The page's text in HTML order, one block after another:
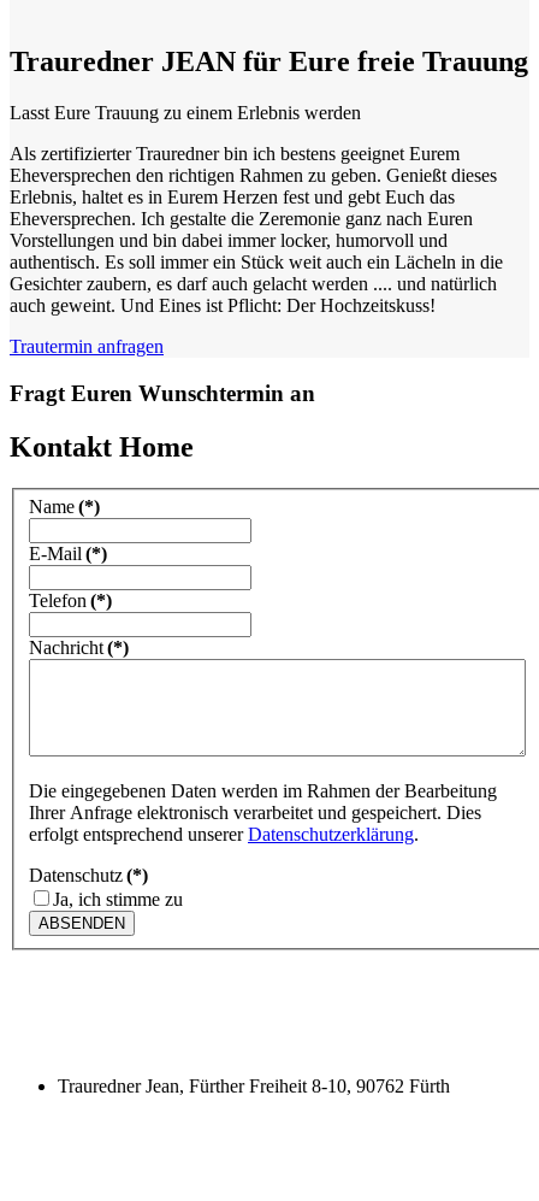
Trauredner JEAN für Eure freie Trauung
Lasst Eure Trauung zu einem Erlebnis werden
Als zertifizierter Trauredner bin ich bestens geeignet Eurem
Eheversprechen den richtigen Rahmen zu geben. Genießt dieses
Erlebnis, haltet es in Eurem Herzen fest und gebt Euch das
Eheversprechen. Ich gestalte die Zeremonie ganz nach Euren
Vorstellungen und bin dabei immer locker, humorvoll und
authentisch. Es soll immer ein Stück weit auch ein Lächeln in die
Gesichter zaubern, es darf auch gelacht werden .... und natürlich
auch geweint. Und Eines ist Pflicht: Der Hochzeitskuss!
Trautermin anfragen
Fragt Euren Wunschtermin an
Kontakt Home
Name(*)
E-Mail (*)
Telefon (*)
Nachricht(*)
Die eingegebenen Daten werden im Rahmen der Bearbeitung
Ihrer Anfrage elektronisch verarbeitet und gespeichert. Dies
erfolgt entsprechend unsererDatenschutzerklärung.
Datenschutz(*)
Ja, ich stimme zu
ABSENDEN
Trauredner Jean, Fürther Freiheit 8-10, 90762 Fürth